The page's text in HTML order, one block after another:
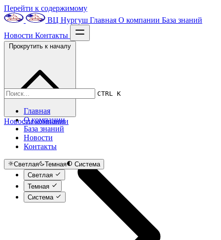
Перейти к содержимому
ВЦ Нургуш Главная О компании База знаний
Новости Контакты
CTRL K
Главная
О компании
База знаний
Новости
Контакты
Светлая Темная
Система
Светлая
Темная
Система
Прокрутить к началу
Новости компании